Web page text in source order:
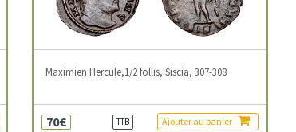
Maximien Hercule,1/2 follis, Siscia, 307-308
70€ TTB Ajouter au panier